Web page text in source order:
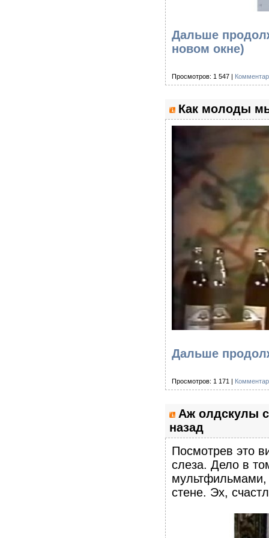
Дальше
новом окне)
Просмотров: 1 547 |
Как молоды
Дальше
Просмотров: 1 171 |
Аж олдскулы
назад
Посмотрев это
слеза. Дело в
мультфильмами,
стене. Эх,